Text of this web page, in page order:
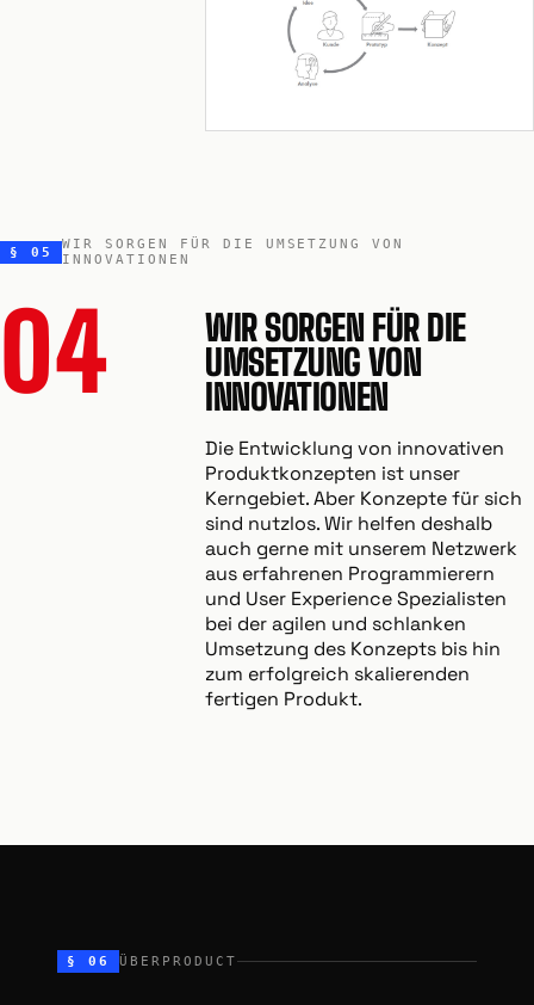
§ 05
WIR SORGEN FÜR DIE UMSETZUNG VON
INNOVATIONEN
04
WIR SORGEN FÜR DIE
UMSETZUNG VON
INNOVATIONEN
Die Entwicklung von innovativen
Produktkonzepten ist unser
Kerngebiet. Aber Konzepte für sich
sind nutzlos. Wir helfen deshalb
auch gerne mit unserem Netzwerk
aus erfahrenen Programmierern
und User Experience Spezialisten
bei der agilen und schlanken
Umsetzung des Konzepts bis hin
zum erfolgreich skalierenden
fertigen Produkt.
§ 06 ÜBERPRODUCT